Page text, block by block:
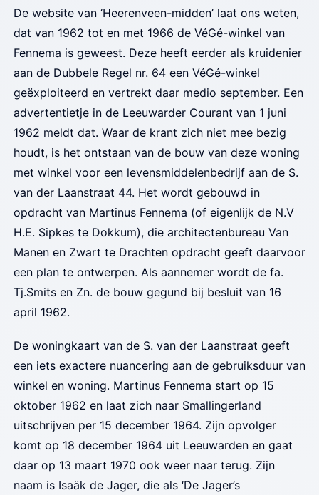
De website van ‘Heerenveen-midden’ laat ons weten,
dat van 1962 tot en met 1966 de VéGé-winkel van
Fennema is geweest. Deze heeft eerder als kruidenier
aan de Dubbele Regel nr. 64 een VéGé-winkel
geëxploiteerd en vertrekt daar medio september. Een
advertentietje in de Leeuwarder Courant van 1 juni
1962 meldt dat. Waar de krant zich niet mee bezig
houdt, is het ontstaan van de bouw van deze woning
met winkel voor een levensmiddelenbedrijf aan de S.
van der Laanstraat 44. Het wordt gebouwd in
opdracht van Martinus Fennema (of eigenlijk de N.V
H.E. Sipkes te Dokkum), die architectenbureau Van
Manen en Zwart te Drachten opdracht geeft daarvoor
een plan te ontwerpen. Als aannemer wordt de fa.
Tj.Smits en Zn. de bouw gegund bij besluit van 16
april 1962.
De woningkaart van de S. van der Laanstraat geeft
een iets exactere nuancering aan de gebruiksduur van
winkel en woning. Martinus Fennema start op 15
oktober 1962 en laat zich naar Smallingerland
uitschrijven per 15 december 1964. Zijn opvolger
komt op 18 december 1964 uit Leeuwarden en gaat
daar op 13 maart 1970 ook weer naar terug. Zijn
naam is Isaäk de Jager, die als ‘De Jager’s